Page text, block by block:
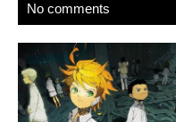
No comments